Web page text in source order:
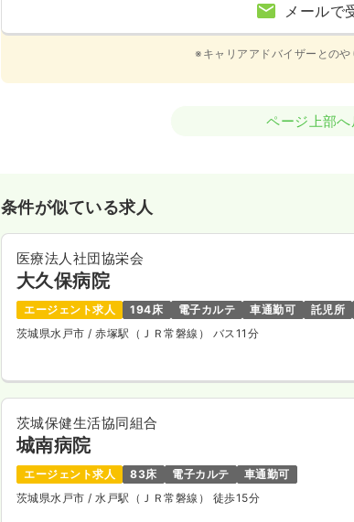
メールで
※キャリアアドバイザーとの
ページ上部へ
条件が似ている求人
医療法人社団協栄会
大久保病院
エージェント求人 194床 電子カルテ 車通勤可 託児所
茨城県水戸市/ 赤塚駅（ＪＲ常磐線） バス11分
茨城保健生活協同組合
城南病院
エージェント求人 83床 電子カルテ
車通勤可
茨城県水戸市/ 水戸駅（ＪＲ常磐線） 徒歩15分